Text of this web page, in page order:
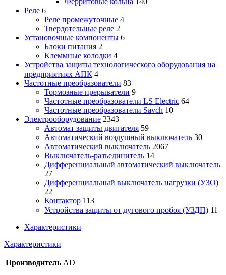
Реле 6
Реле промежуточные 4
Твердотельные реле 2
Установочные компоненты 6
Блоки питания 2
Клеммные колодки 4
Устройства защиты технологического оборудования на
предприятиях АПК 4
Частотные преобразователи 83
Тормозные прерыватели 9
Частотные преобразователи LS Electric 64
Частотные преобразователи Savch 10
Электрооборудование 2343
Автомат защиты двигателя 59
Автоматический воздушный выключатель 30
Автоматический выключатель 2067
Выключатель-разъединитель 14
Дифференциальный автоматический выключатель
27
Дифференциальный выключатель нагрузки (УЗО)
22
Контактор 113
Устройства защиты от дугового пробоя (УЗДП) 11
Характеристики
Характеристики
Производитель AD